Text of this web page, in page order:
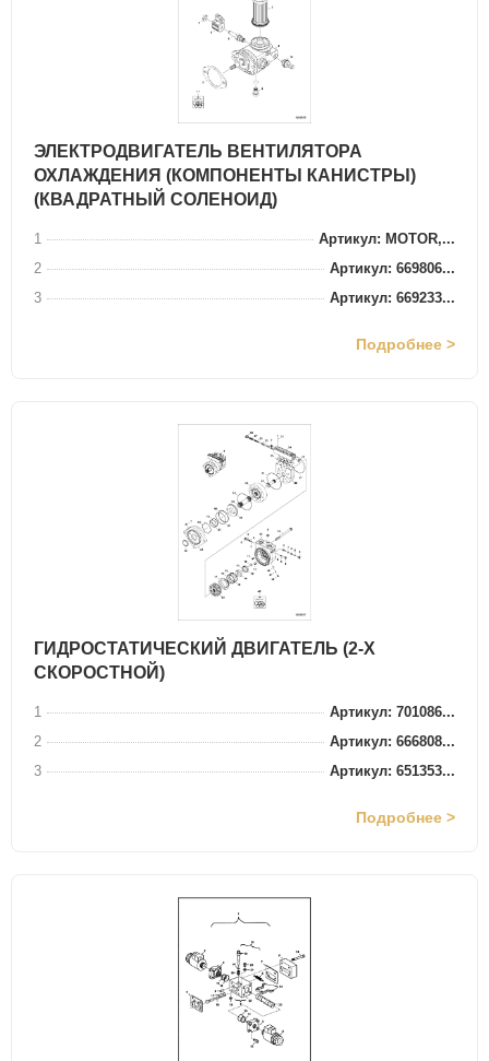
ЭЛЕКТРОДВИГАТЕЛЬ ВЕНТИЛЯТОРА
ОХЛАЖДЕНИЯ (КОМПОНЕНТЫ КАНИСТРЫ)
(КВАДРАТНЫЙ СОЛЕНОИД)
1
Артикул: MOTOR,...
2
Артикул: 669806...
3
Артикул: 669233...
Подробнее >
ГИДРОСТАТИЧЕСКИЙ ДВИГАТЕЛЬ (2-Х
СКОРОСТНОЙ)
1
Артикул: 701086...
2
Артикул: 666808...
3
Артикул: 651353...
Подробнее >